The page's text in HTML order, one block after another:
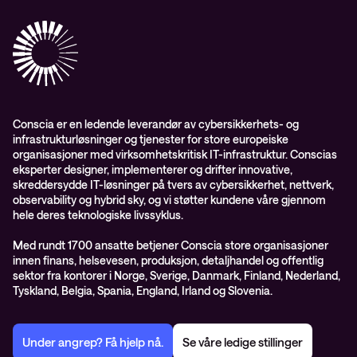
Conscia Education Services
Conscia er en ledende leverandør av cybersikkerhets- og
infrastrukturløsninger og tjenester for store europeiske
organisasjoner med virksomhetskritisk IT-infrastruktur. Conscias
eksperter designer, implementerer og drifter innovative,
skreddersydde IT-løsninger på tvers av cybersikkerhet, nettverk,
observability og hybrid sky, og vi støtter kundene våre gjennom
hele deres teknologiske livssyklus.
Med rundt 1700 ansatte betjener Conscia store organisasjoner
innen finans, helsevesen, produksjon, detaljhandel og offentlig
sektor fra kontorer i Norge, Sverige, Danmark, Finland, Nederland,
Tyskland, Belgia, Spania, England, Irland og Slovenia.
Under angrep? Få hjelp nå. Se våre ledige stillinger